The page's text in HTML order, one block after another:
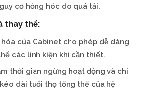
cơ hỏng hóc do quá tải.
thay thế:
của Cabinet cho phép dễ dàng
các linh kiện khi cần thiết.
thời gian ngừng hoạt động và chi
dài tuổi thọ tổng thể của hệ